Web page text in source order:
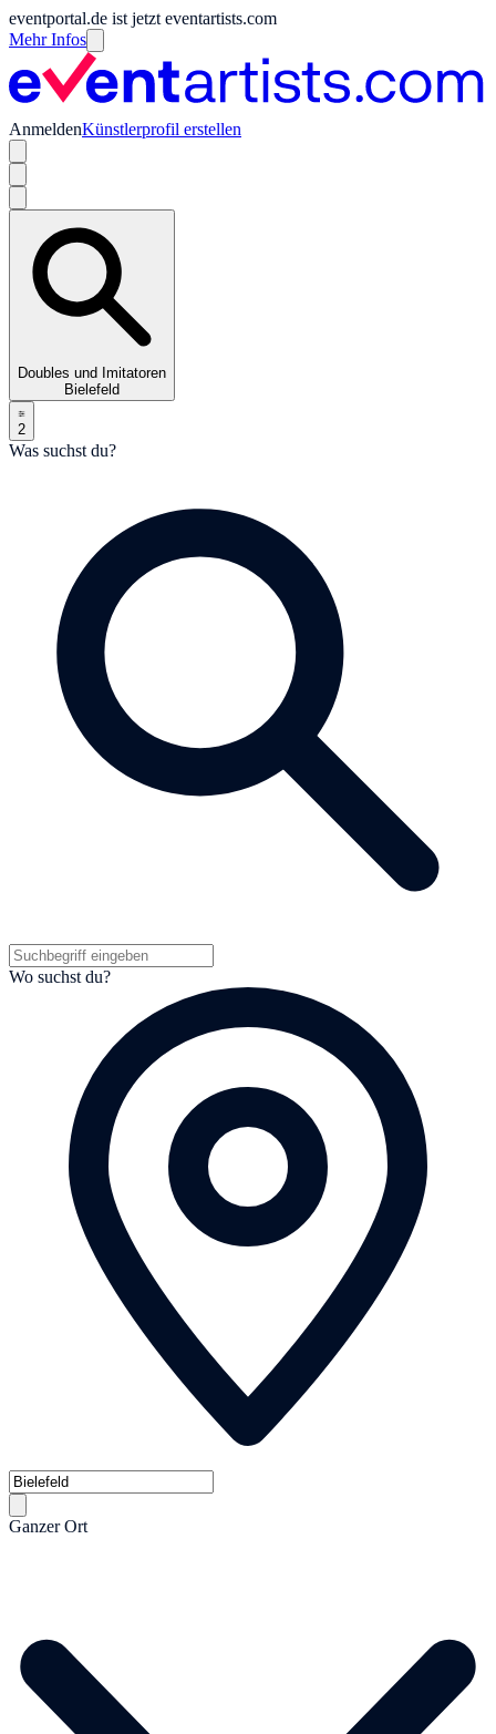
eventportal.de ist jetzt eventartists.com
Mehr Infos
AnmeldenKünstlerprofil erstellen
Doubles und Imitatoren
Bielefeld
2
Was suchst du?
Wo suchst du?
Ganzer Ort